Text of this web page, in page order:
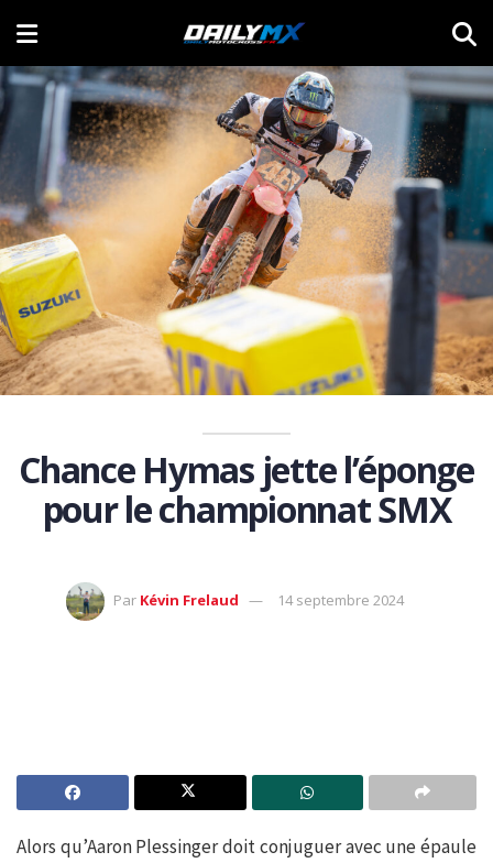
Chance Hymas jette l’éponge
pour le championnat SMX
Par Kévin Frelaud 14 septembre 2024
Alors qu’Aaron Plessinger doit conjuguer avec une épaule